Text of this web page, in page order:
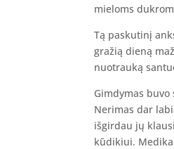
mieloms
Tą paskutinį
gražią dieną
nuotrauką
Gimdymas
Nerimas dar
išgirdau jų
kūdikiui.